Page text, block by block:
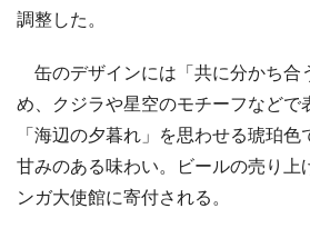
調整した。
缶のデザインには「共に分かち合
め、クジラや星空のモチーフなどで
「海辺の夕暮れ」を思わせる琥珀
甘みのある味わい。ビールの売り上
ンガ大使館に寄付される。